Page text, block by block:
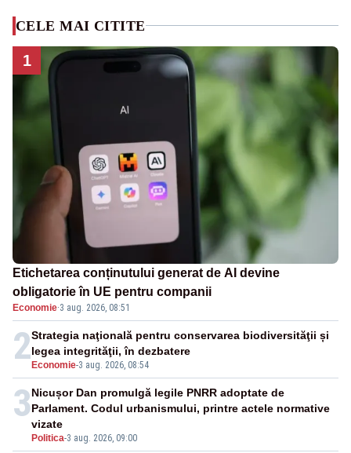
CELE MAI CITITE
1
Etichetarea conținutului generat de AI devine
obligatorie în UE pentru companii
Economie·3 aug. 2026, 08:51
2 Economie-3 aug. 2026, 08:54
Strategia naţională pentru conservarea biodiversităţii și
legea integrităţii, în dezbatere
3
Politica-3 aug. 2026, 09:00
Nicușor Dan promulgă legile PNRR adoptate de
Parlament. Codul urbanismului, printre actele normative
vizate